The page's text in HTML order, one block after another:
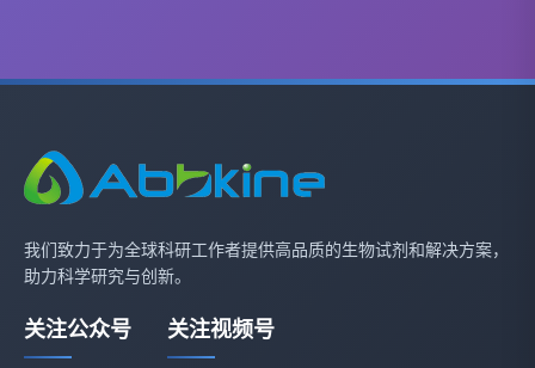
我们致力于为全球科研工作者提供高品质的生物试剂和解决方案，
助力科学研究与创新。
关注公众号 关注视频号